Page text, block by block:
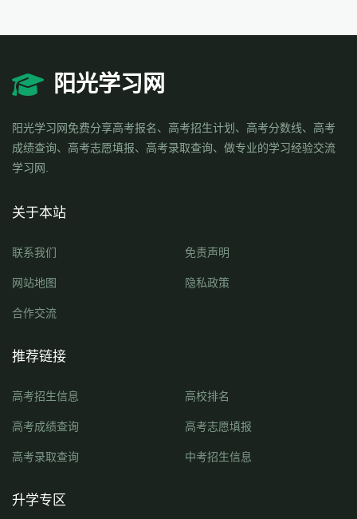
阳光学习网
阳光学习网免费分享高考报名、高考招生计划、高考分数线、高考
成绩查询、高考志愿填报、高考录取查询、做专业的学习经验交流
学习网.
关于本站
联系我们 免责声明
网站地图 隐私政策
合作交流
推荐链接
高考招生信息 高校排名
高考成绩查询 高考志愿填报
高考录取查询 中考招生信息
升学专区